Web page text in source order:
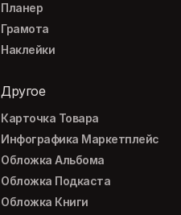
Планер
Грамота
Наклейки
Другое
Карточка Товара
Инфографика Маркетплейс
Обложка Альбома
Обложка Подкаста
Обложка Книги